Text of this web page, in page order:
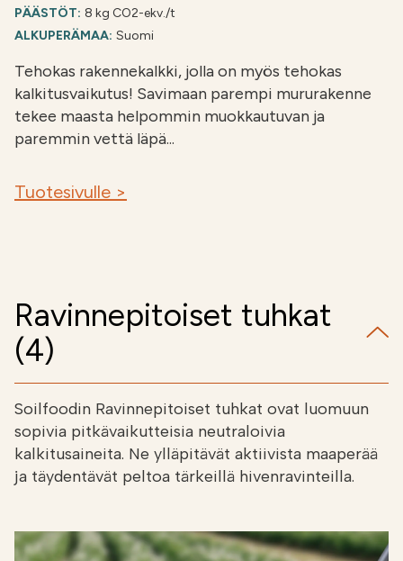
PÄÄSTÖT: 8 kg CO2-ekv./t
ALKUPERÄMAA: Suomi
Tehokas rakennekalkki, jolla on myös tehokas
kalkitusvaikutus! Savimaan parempi mururakenne
tekee maasta helpommin muokkautuvan ja
paremmin vettä läpä...
Tuotesivulle >
Ravinnepitoiset tuhkat
(4)
Soilfoodin Ravinnepitoiset tuhkat ovat luomuun
sopivia pitkävaikutteisia neutraloivia
kalkitusaineita. Ne ylläpitävät aktiivista maaperää
ja täydentävät peltoa tärkeillä hivenravinteilla.